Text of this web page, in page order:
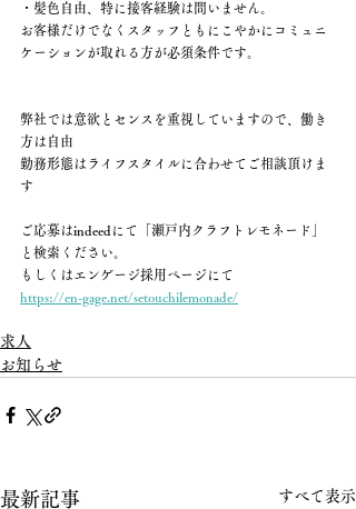
・髪色自由、特に接客経験は問いません。
お客様だけでなくスタッフともにこやかにコミュニ
ケーションが取れる方が必須条件です。
弊社では意欲とセンスを重視していますので、働き
方は自由
勤務形態はライフスタイルに合わせてご相談頂けま
す
ご応募はindeedにて「瀬戸内クラフトレモネード」
と検索ください。
もしくはエンゲージ採用ページにて
https://en-gage.net/setouchilemonade/
求人
お知らせ
最新記事 すべて表示